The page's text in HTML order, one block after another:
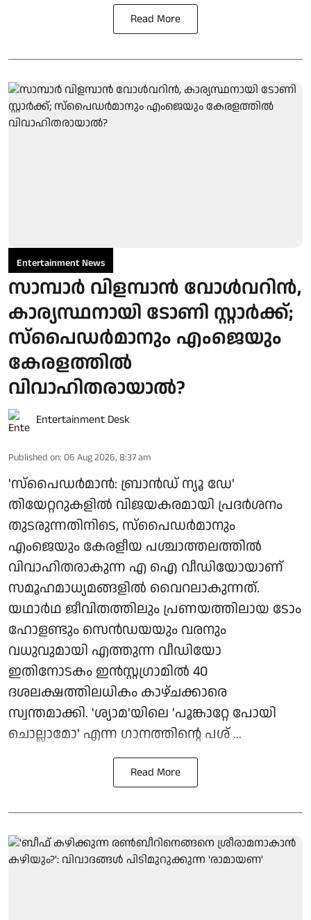
Read More
Entertainment News
സാമ്പാർ വിളമ്പാൻ വോൾവറിൻ,
കാര്യസ്ഥനായി ടോണി സ്റ്റാർക്ക്;
സ്പൈഡർമാനും എംജെയും
കേരളത്തിൽ
വിവാഹിതരായാൽ?
Entertainment Desk
Published on: 06 Aug 2026, 8:37 am
'സ്‌പൈഡർമാൻ: ബ്രാൻഡ് ന്യൂ ഡേ'
തിയേറ്ററുകളിൽ വിജയകരമായി പ്രദർശനം
തുടരുന്നതിനിടെ, സ്പൈഡർമാനും
എംജെയും കേരളീയ പശ്ചാത്തലത്തിൽ
വിവാഹിതരാകുന്ന എ ഐ വീഡിയോയാണ്
സമൂഹമാധ്യമങ്ങളിൽ വൈറലാകുന്നത്.
യഥാർഥ ജീവിതത്തിലും പ്രണയത്തിലായ ടോം
ഹോളണ്ടും സെൻഡയയും വരനും
വധുവുമായി എത്തുന്ന വീഡിയോ
ഇതിനോടകം ഇൻസ്റ്റഗ്രാമിൽ 40
ദശലക്ഷത്തിലധികം കാഴ്ചക്കാരെ
സ്വന്തമാക്കി. 'ശ്യാമ'യിലെ 'പൂങ്കാറ്റേ പോയി
ചൊല്ലാമോ' എന്ന ഗാനത്തിന്റെ പശ് ...
Read More